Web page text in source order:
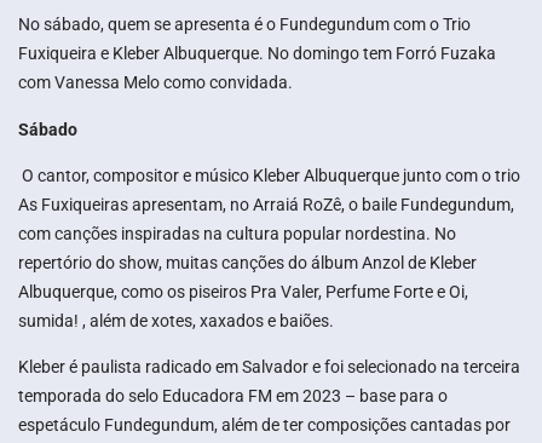
No sábado, quem se apresenta é o Fundegundum com o Trio
Fuxiqueira e Kleber Albuquerque. No domingo tem Forró Fuzaka
com Vanessa Melo como convidada.
Sábado
O cantor, compositor e músico Kleber Albuquerque junto com o trio
As Fuxiqueiras apresentam, no Arraiá RoZê, o baile Fundegundum,
com canções inspiradas na cultura popular nordestina. No
repertório do show, muitas canções do álbum Anzol de Kleber
Albuquerque, como os piseiros Pra Valer, Perfume Forte e Oi,
sumida! , além de xotes, xaxados e baiões.
Kleber é paulista radicado em Salvador e foi selecionado na terceira
temporada do selo Educadora FM em 2023 – base para o
espetáculo Fundegundum, além de ter composições cantadas por